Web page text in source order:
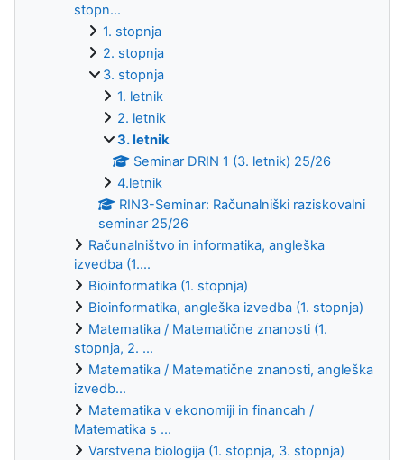
stopn...
1. stopnja
2. stopnja
3. stopnja
1. letnik
2. letnik
3. letnik
Seminar DRIN 1 (3. letnik) 25/26
4.letnik
RIN3-Seminar: Računalniški raziskovalni
seminar 25/26
Računalništvo in informatika, angleška
izvedba (1....
Bioinformatika (1. stopnja)
Bioinformatika, angleška izvedba (1. stopnja)
Matematika / Matematične znanosti (1.
stopnja, 2. ...
Matematika / Matematične znanosti, angleška
izvedb...
Matematika v ekonomiji in financah /
Matematika s ...
Varstvena biologija (1. stopnja, 3. stopnja)